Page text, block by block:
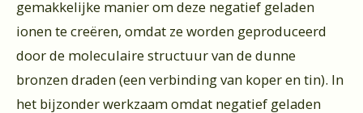
gemakkelijke manier om deze negatief geladen
ionen te creëren, omdat ze worden geproduceerd
door de moleculaire structuur van de dunne
bronzen draden (een verbinding van koper en tin). In
het bijzonder werkzaam omdat negatief geladen